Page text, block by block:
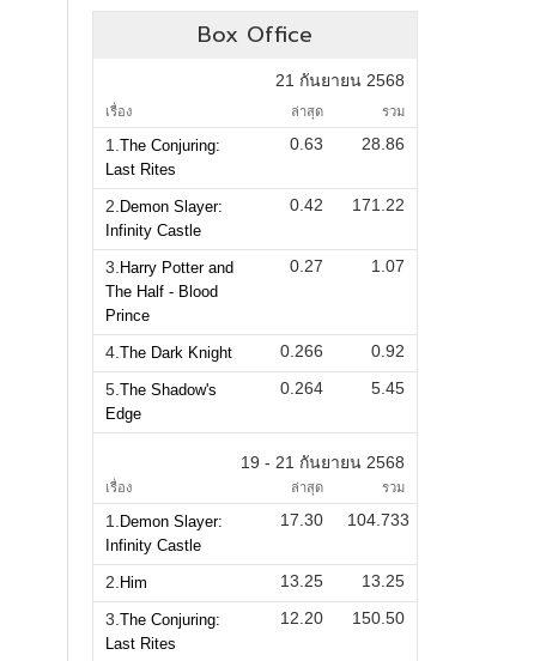
Box Office
21 กันยายน 2568
เรื่อง ล่าสุด รวม
1. The Conjuring:
Last Rites
0.63 28.86
2. Demon Slayer:
Infinity Castle
0.42 171.22
3. Harry Potter and
The Half - Blood
Prince
0.27 1.07
4. The Dark Knight 0.266
0.92
5. The Shadow's
Edge
0.264 5.45
19 - 21 กันยายน 2568
เรื่อง ล่าสุด รวม
1. Demon Slayer:
Infinity Castle
17.30 104.733
2. Him 13.25
13.25
3. The Conjuring:
Last Rites
12.20 150.50